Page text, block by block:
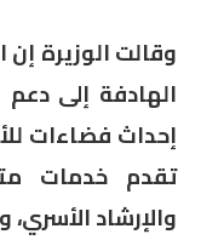
وقالت الوزيرة
الهادفة إلى
إحداث فضاءات
تقدم خدمات
والإرشاد